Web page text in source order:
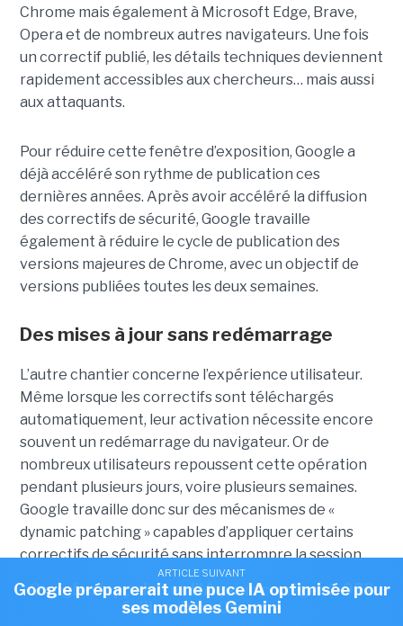
ARTICLE SUIVANT
Google s'appuie sur l'IA pour corriger 1 072
failles dans Chrome
Chrome mais également à Microsoft Edge, Brave,
Opera et de nombreux autres navigateurs. Une fois
un correctif publié, les détails techniques deviennent
rapidement accessibles aux chercheurs… mais aussi
aux attaquants.
Pour réduire cette fenêtre d’exposition, Google a
déjà accéléré son rythme de publication ces
dernières années. Après avoir accéléré la diffusion
des correctifs de sécurité, Google travaille
également à réduire le cycle de publication des
versions majeures de Chrome, avec un objectif de
versions publiées toutes les deux semaines.
Des mises à jour sans redémarrage
L’autre chantier concerne l’expérience utilisateur.
Même lorsque les correctifs sont téléchargés
automatiquement, leur activation nécessite encore
souvent un redémarrage du navigateur. Or de
nombreux utilisateurs repoussent cette opération
pendant plusieurs jours, voire plusieurs semaines.
Google travaille donc sur des mécanismes de «
dynamic patching » capables d’appliquer certains
correctifs de sécurité sans interrompre la session
utilisateur. L’objectif affiché est de rendre les mises à
jour quasiment invisibles. L’éditeur expérimente déjà
ARTICLE SUIVANT
Google préparerait une puce IA optimisée pour
ses modèles Gemini